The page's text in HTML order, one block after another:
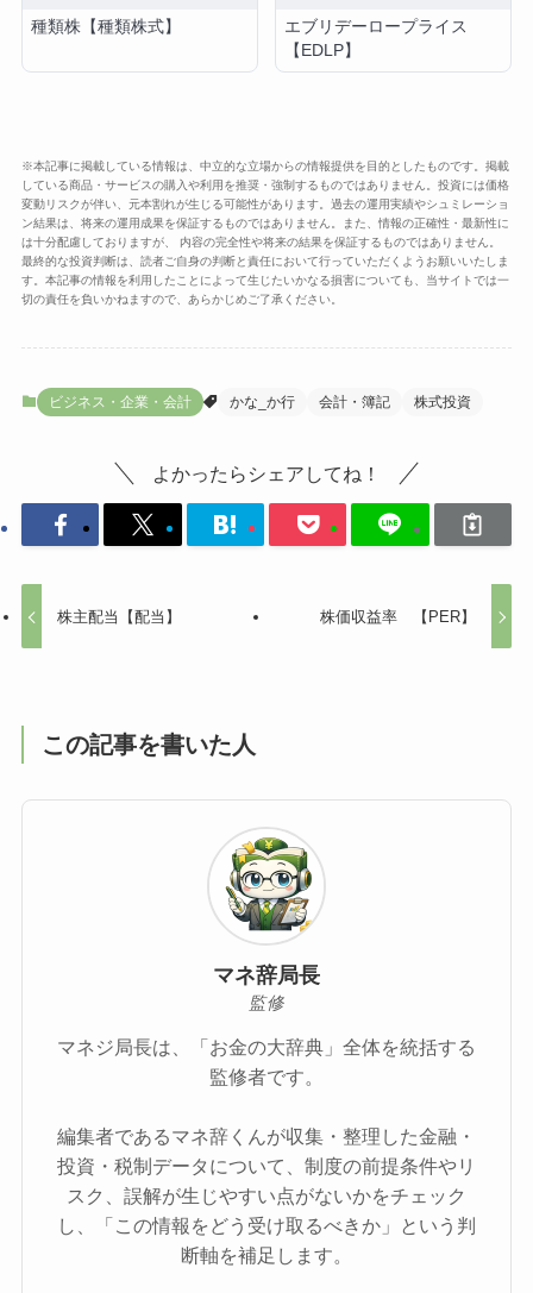
種類株【種類株式】
エブリデーロープライス
【EDLP】
※本記事に掲載している情報は、中立的な立場からの情報提供を目的としたものです。掲載
している商品・サービスの購入や利用を推奨・強制するものではありません。投資には価格
変動リスクが伴い、元本割れが生じる可能性があります。過去の運用実績やシュミレーショ
ン結果は、将来の運用成果を保証するものではありません。また、情報の正確性・最新性に
は十分配慮しておりますが、 内容の完全性や将来の結果を保証するものではありません。
最終的な投資判断は、読者ご自身の判断と責任において行っていただくようお願いいたしま
す。本記事の情報を利用したことによって生じたいかなる損害についても、当サイトでは一
切の責任を負いかねますので、あらかじめご了承ください。
ビジネス・企業・会計 かな_か行 会計・簿記 株式投資
よかったらシェアしてね！
株主配当【配当】 株価収益率 【PER】
この記事を書いた人
マネ辞局長
監修
マネジ局長は、「お金の大辞典」全体を統括する
監修者です。
編集者であるマネ辞くんが収集・整理した金融・
投資・税制データについて、制度の前提条件やリ
スク、誤解が生じやすい点がないかをチェック
し、「この情報をどう受け取るべきか」という判
断軸を補足します。